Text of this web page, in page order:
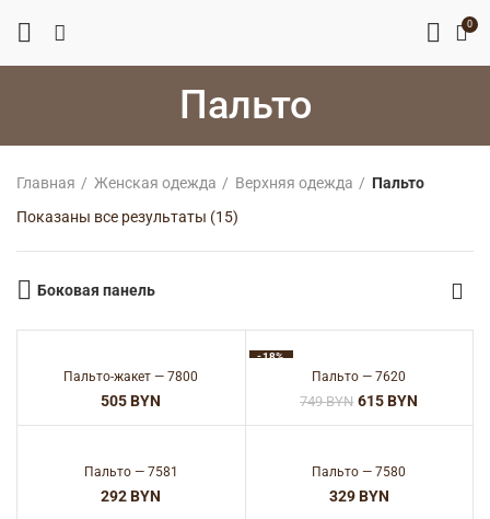
0
Пальто
Главная Женская одежда Верхняя одежда
Пальто
Показаны все результаты (15)
Боковая панель
Пальто-жакет — 7800
BYN
-18%
Пальто — 7620
749BYN 615BYN
Пальто — 7581
BYN
Пальто — 7580
BYN